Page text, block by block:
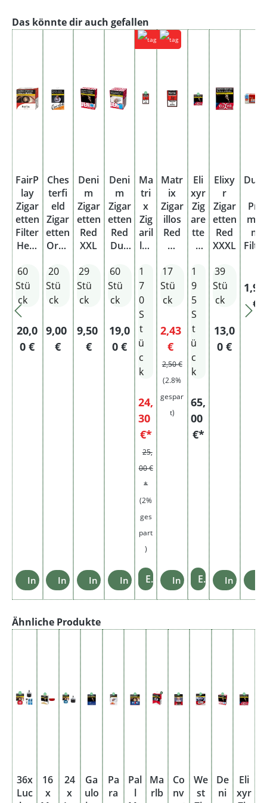
Produktgalerie überspringen
Das könnte dir auch gefallen
FairP
lay
Zigar
etten
Filter
Herc
60
Stü
ck
Regulärer Preis:
20,0
0 €
In den Warenkorb
Ches
terfi
eld
Zigar
etten
Oran
Origi
nal
Pack
20
Stü
ck
Regulärer Preis:
9,00
€
In den Warenkorb
Deni
m
Zigar
etten
Red
XXL
29
Stü
ck
Regulärer Preis:
9,50
€
In den Warenkorb
Deni
m
Zigar
etten
Red
Duo
5XL
60
Stü
ck
Regulärer Preis:
19,0
0 €
In den Warenkorb
Ma
tri
x
Zig
aril
los
M
Sta
ng
mit
Filt
er
1
7
0
S
t
ü
c
k
24,
30
€*
25,
00 €
*
(2%
ges
part
)
Einzelheiten
Matr
ix
Zigar
illos
Red
M
Filter
17
Stü
ck
Verkaufspreis:
2,43
€
Regulärer Preis:
2,50 €
(2.8%
gespar
t)
In den Warenkorb
Eli
xyr
Zig
are
tte
n
XX
XL
Sta
ng
1
9
5
S
t
ü
c
k
65,
00
€*
Einzelheiten
Elixy
r
Zigar
etten
Red
XXXL
39
Stü
ck
Regulärer
13,0
0 €
In den
Duca
Pre
miu
m
Filter
Rot
200e
r
1,90
€
Produktgalerie überspringen
Ähnliche Produkte
36x
Luc
16
x
24
x
Ga
ulo
Pa
ra
Pal
l
Ma
rlb
Co
nv
We
st
De
ni
Eli
xyr